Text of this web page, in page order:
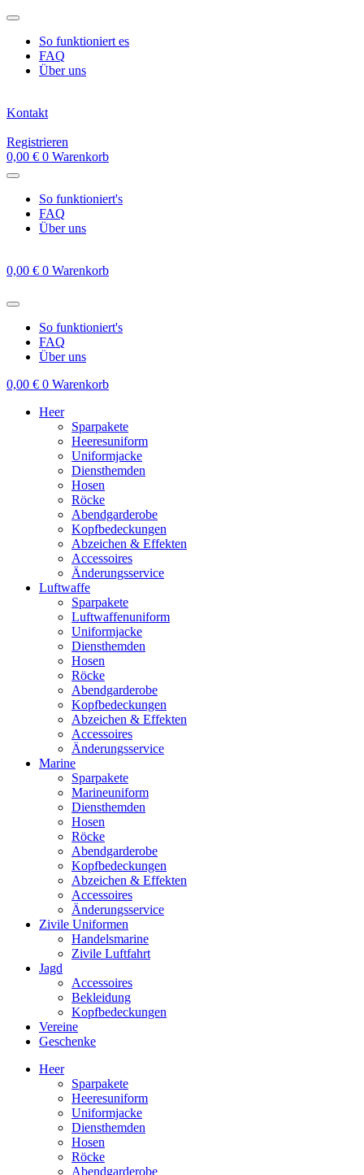
Zum
springenSo funktioniert es
FAQ
Über uns
Kontakt
Registrieren
0,00 € 0 Warenkorb
So funktioniert's
FAQ
Über uns
0,00 € 0 Warenkorb
So funktioniert's
FAQ
Über uns
0,00 € 0 Warenkorb
Heer
Sparpakete
Heeresuniform
Uniformjacke
Diensthemden
Hosen
Röcke
Abendgarderobe
Kopfbedeckungen
Abzeichen & Effekten
Accessoires
Änderungsservice
Luftwaffe
Sparpakete
Luftwaffenuniform
Uniformjacke
Diensthemden
Hosen
Röcke
Abendgarderobe
Kopfbedeckungen
Abzeichen & Effekten
Accessoires
Änderungsservice
Marine
Sparpakete
Marineuniform
Diensthemden
Hosen
Röcke
Abendgarderobe
Kopfbedeckungen
Abzeichen & Effekten
Accessoires
Änderungsservice
Zivile Uniformen
Handelsmarine
Zivile Luftfahrt
Jagd
Accessoires
Bekleidung
Kopfbedeckungen
Vereine
Geschenke
Heer
Sparpakete
Heeresuniform
Uniformjacke
Diensthemden
Hosen
Röcke
Abendgarderobe